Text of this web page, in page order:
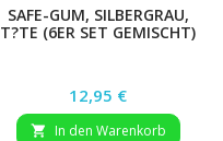
SAFE-GUM, SILBERGRAU,
T?TE (6ER SET GEMISCHT)
Preis
12,95 €
 In den Warenkorb